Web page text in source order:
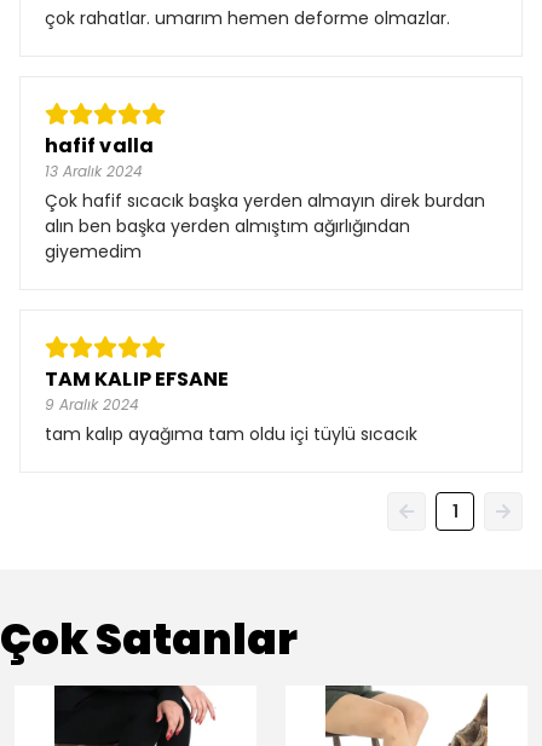
çok rahatlar. umarım hemen deforme olmazlar.
hafif valla
13 Aralık 2024
Çok hafif sıcacık başka yerden almayın direk burdan
alın ben başka yerden almıştım ağırlığından
giyemedim
TAM KALIP EFSANE
9 Aralık 2024
tam kalıp ayağıma tam oldu içi tüylü sıcacık
1
Çok Satanlar